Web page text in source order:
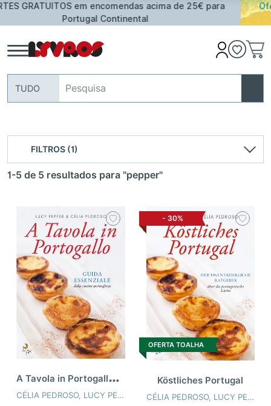
Oferta de Toalha de Praia em compras ≥ 30€ de artigos
assinalados
TUDO
FILTROS (1)
1-5 de 5 resultados para "pepper"
A
Tavola in Portogallo (Eat Portugal - Italiano)
CÉLIA PEDROSO, LUCY PEPPER
- 30%
OFERTA TOALHA
Köstliches Portugal
CÉLIA PEDROSO, LUCY PEPPER